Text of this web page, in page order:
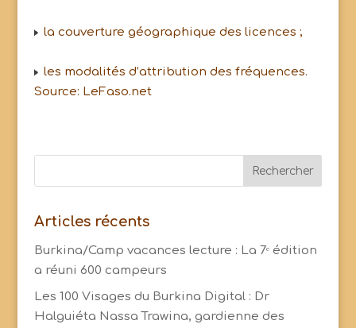
la couverture géographique des licences ;
les modalités d’attribution des fréquences.
Source: LeFaso.net
Articles récents
Burkina/Camp vacances lecture : La 7ᵉ édition
a réuni 600 campeurs
Les 100 Visages du Burkina Digital : Dr
Halguiéta Nassa Trawina, gardienne des